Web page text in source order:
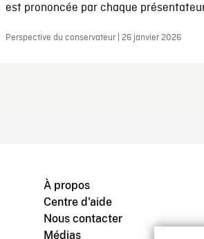
est prononcée par chaque
Perspective du conservateur | 26 janvier 2026
À propos
Centre d'aide
Nous contacter
Médias